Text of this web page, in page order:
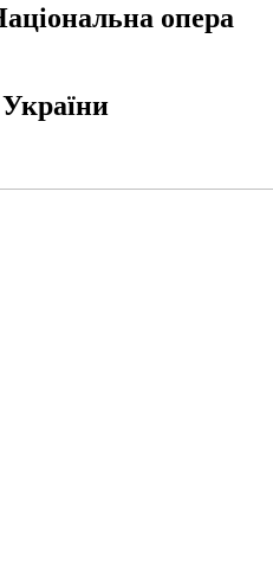
опера